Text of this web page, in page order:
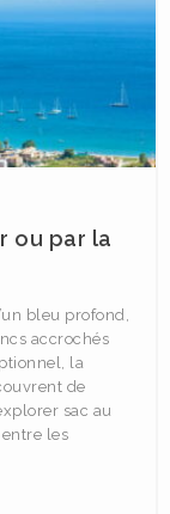
ou par la
bleu profond,
accrochés
la
de
sac au
les